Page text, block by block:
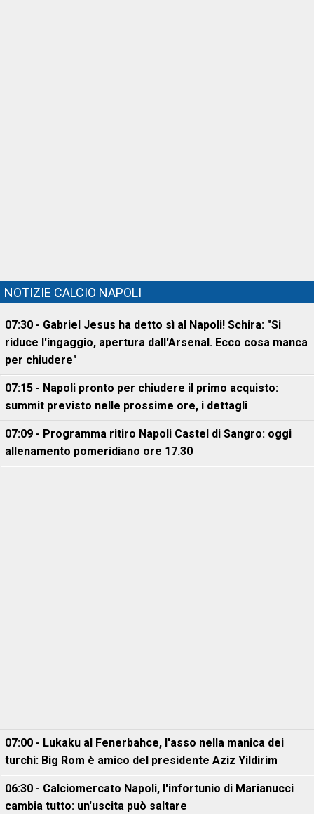
NOTIZIE CALCIO NAPOLI
07:30 - Gabriel Jesus ha detto sì al Napoli! Schira: "Si
riduce l'ingaggio, apertura dall'Arsenal. Ecco cosa manca
per chiudere"
07:15 - Napoli pronto per chiudere il primo acquisto:
summit previsto nelle prossime ore, i dettagli
07:09 - Programma ritiro Napoli Castel di Sangro: oggi
allenamento pomeridiano ore 17.30
07:00 - Lukaku al Fenerbahce, l'asso nella manica dei
turchi: Big Rom è amico del presidente Aziz Yildirim
06:30 - Calciomercato Napoli, l'infortunio di Marianucci
cambia tutto: un'uscita può saltare